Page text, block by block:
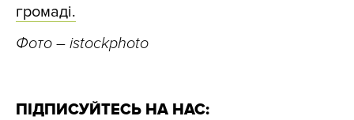
громаді.
Фото – istockphoto
ПІДПИСУЙТЕСЬ НА НАС: